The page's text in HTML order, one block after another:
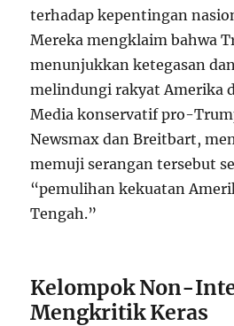
terhadap kepentingan
Mereka mengklaim bahwa
menunjukkan ketegasan
melindungi rakyat Amerika
Media konservatif pro-
Newsmax dan Breitbart,
memuji serangan tersebut
“pemulihan kekuatan
Tengah.”
Kelompok Non-
Mengkritik Keras